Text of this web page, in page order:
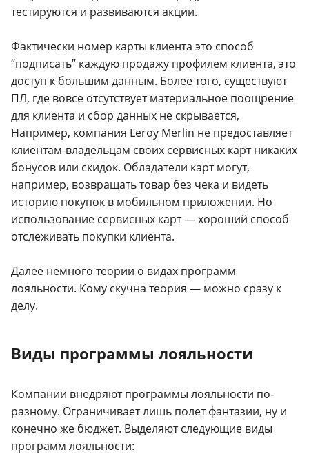
тестируются и развиваются акции.
Фактически номер карты клиента это способ
“подписать” каждую продажу профилем клиента, это
доступ к большим данным. Более того, существуют
ПЛ, где вовсе отсутствует материальное поощрение
для клиента и сбор данных не скрывается,
Например, компания Leroy Merlin не предоставляет
клиентам-владельцам своих сервисных карт никаких
бонусов или скидок. Обладатели карт могут,
например, возвращать товар без чека и видеть
историю покупок в мобильном приложении. Но
использование сервисных карт — хороший способ
отслеживать покупки клиента.
Далее немного теории о видах программ
лояльности. Кому скучна теория — можно сразу к
делу.
Виды программы лояльности
Компании внедряют программы лояльности по-
разному. Ограничивает лишь полет фантазии, ну и
конечно же бюджет. Выделяют следующие виды
программ лояльности: